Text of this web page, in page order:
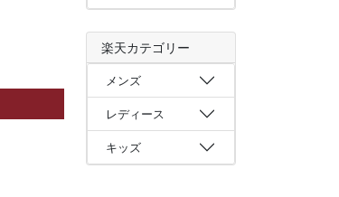
楽天カテゴリー
メンズ
レディース
キッズ